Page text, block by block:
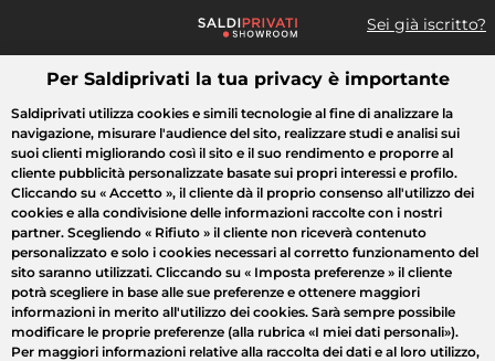
Sei già iscritto?
Cosa cerchi?
Tutte le vendite Moda Casa Bellezza Elettrodomestici
Per Saldiprivati la tua privacy è importante
Saldiprivati utilizza cookies e simili tecnologie al fine di analizzare la
navigazione, misurare l'audience del sito, realizzare studi e analisi sui
suoi clienti migliorando così il sito e il suo rendimento e proporre al
cliente pubblicità personalizzate basate sui propri interessi e profilo.
Cliccando su « Accetto », il cliente dà il proprio consenso all'utilizzo dei
cookies e alla condivisione delle informazioni raccolte con i nostri
partner. Scegliendo « Rifiuto » il cliente non riceverà contenuto
personalizzato e solo i cookies necessari al corretto funzionamento del
sito saranno utilizzati. Cliccando su « Imposta preferenze » il cliente
potrà scegliere in base alle sue preferenze e ottenere maggiori
informazioni in merito all'utilizzo dei cookies. Sarà sempre possibile
modificare le proprie preferenze (alla rubrica «I miei dati personali»).
Per maggiori informazioni relative alla raccolta dei dati e al loro utilizzo,